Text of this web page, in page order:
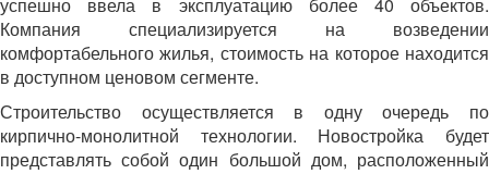
Компания специализируется на возведении
комфортабельного жилья, стоимость на которое находится
в доступном ценовом сегменте.
Строительство осуществляется в одну очередь по
кирпично-монолитной технологии. Новостройка будет
представлять собой один большой дом, расположенный